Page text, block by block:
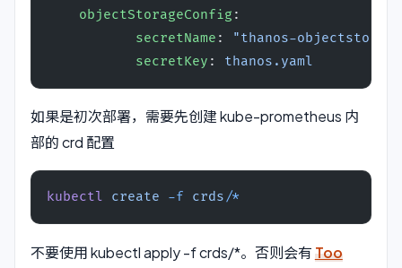
    objectStorageConfig
:
	   secretName
:
"thanos-
	   secretKey
: thanos.yaml
如果是初次部署，需要先创建 kube-prometheus 内
部的 crd 配置
kubectl create -f crds/*
不要使用 kubectl apply -f crds/*。否则会有Too